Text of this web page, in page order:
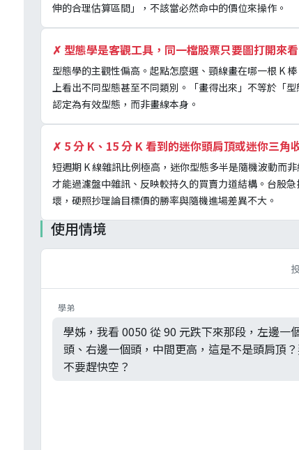
伸的合理估算區間」，不該當必然命中的價位來操作。
✗ 型態學是客觀工具，同一檔股票只要圖打開來
型態學的主觀性偏高。起點怎麼選、頸線畫在哪一根 K
上看出不同型態甚至不同類別。「畫得出來」不等於「
認定為有效型態，而非畫線本身。
✗ 5 分 K、15 分 K 看到的迷你頭肩頂或迷你三角
短週期 K 線雜訊比例極高，迷你型態多半是隨機波動而
才能過濾盤中雜訊、反映較持久的買賣力道結構。台股
壞，硬照抄理論目標價的勝率與隨機進場差異不大。
使用情境
學弟
學姊，我看 0050 從 90 元跌下來那段，左邊一
頭、右邊一個頭，中間更高，這是不是頭肩頂
不要趕快空？